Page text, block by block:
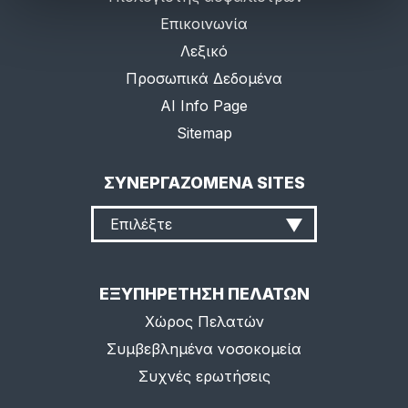
Επικοινωνία
Λεξικό
Προσωπικά Δεδομένα
AI Info Page
Sitemap
ΣΥΝΕΡΓΑΖΟΜΕΝΑ SITES
Επιλέξτε
ΕΞΥΠΗΡΕΤΗΣΗ ΠΕΛΑΤΩΝ
Χώρος Πελατών
Συμβεβλημένα νοσοκομεία
Συχνές ερωτήσεις